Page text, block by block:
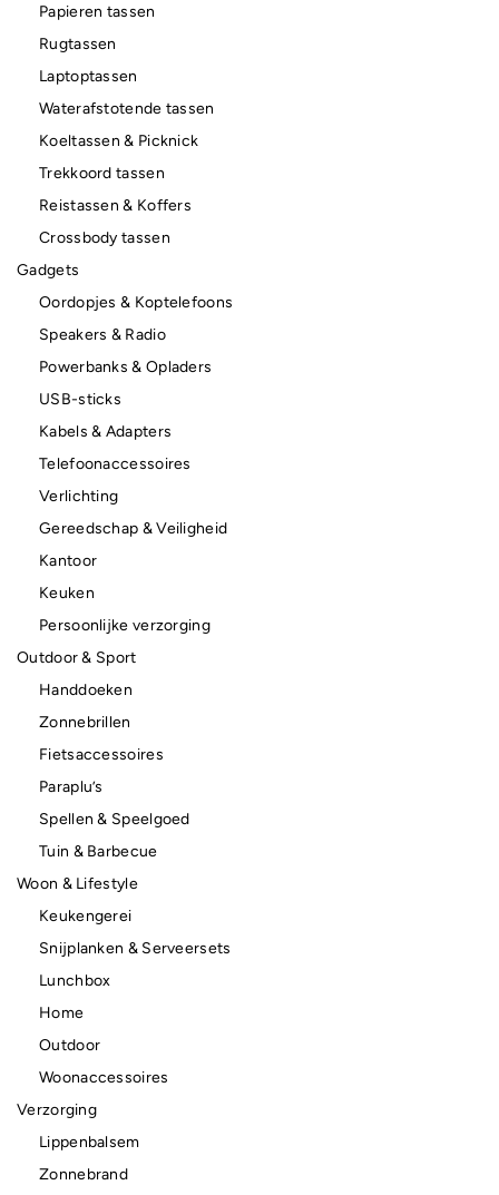
Papieren tassen
Rugtassen
Laptoptassen
Waterafstotende tassen
Koeltassen & Picknick
Trekkoord tassen
Reistassen & Koffers
Crossbody tassen
Gadgets
Oordopjes & Koptelefoons
Speakers & Radio
Powerbanks & Opladers
USB-sticks
Kabels & Adapters
Telefoonaccessoires
Verlichting
Gereedschap & Veiligheid
Kantoor
Keuken
Persoonlijke verzorging
Outdoor & Sport
Handdoeken
Zonnebrillen
Fietsaccessoires
Paraplu’s
Spellen & Speelgoed
Tuin & Barbecue
Woon & Lifestyle
Keukengerei
Snijplanken & Serveersets
Lunchbox
Home
Outdoor
Woonaccessoires
Verzorging
Lippenbalsem
Zonnebrand